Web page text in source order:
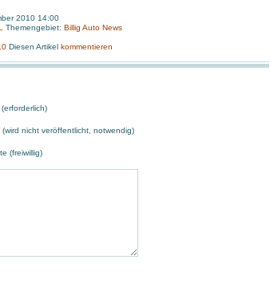
2010 14:00
Themengebiet: Billig Auto News
Diesen Artikel kommentieren
(wird nicht veröffentlicht, notwendig)
(freiwillig)